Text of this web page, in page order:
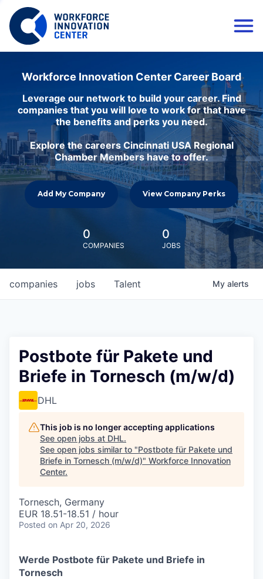
Workforce Innovation Center Career Board
Leverage our network to build your career. Find
companies that you will love to work for that have
the benefits and perks you need.
Explore the careers Cincinnati USA Regional
Chamber Members have to offer.
Add My Company View Company Perks
0
COMPANIES
0
JOBS
jobs
companies Talent My alerts
Postbote für Pakete und
Briefe in Tornesch (m/w/d)
DHL
This job is no longer accepting applications
See open jobs at DHL.
See open jobs similar to "Postbote für Pakete und
Briefe in Tornesch (m/w/d)" Workforce Innovation
Center.
Tornesch, Germany
EUR 18.51-18.51 / hour
Posted on Apr 20, 2026
Werde Postbote für Pakete und Briefe in
Tornesch